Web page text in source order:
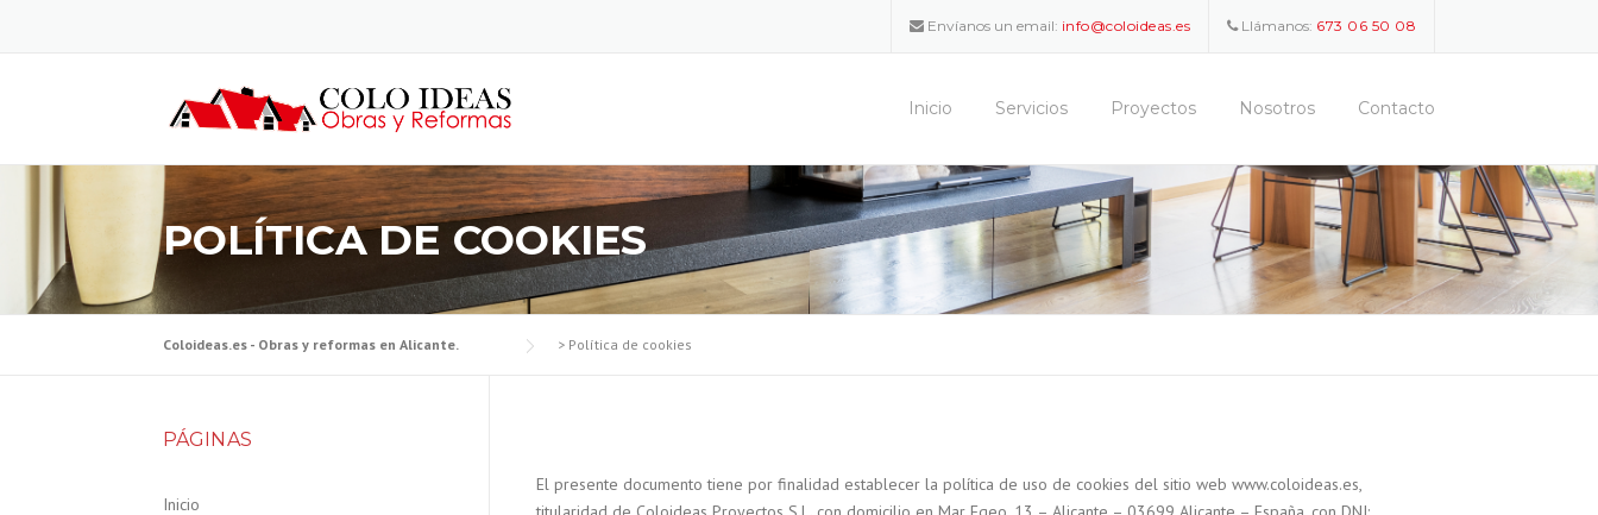
Llámanos: 673 06 50 08
Envíanos un email: info@coloideas.es
Inicio Servicios Proyectos Nosotros Contacto
POLÍTICA DE COOKIES
Coloideas.es - Obras y reformas en Alicante. > Política de cookies
El presente documento tiene por finalidad establecer la política de uso de cookies del sitio web www.coloideas.es,
PÁGINAS
Inicio